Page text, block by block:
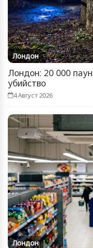
Лондон
Лондон: 20 000
убийство
4 Август 2026
Лондон